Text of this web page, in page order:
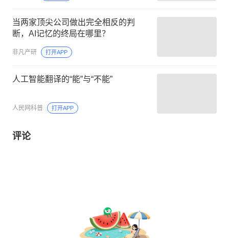
当两家顶尖公司做出完全相反的判
断，AI记忆的终局在哪里？
非凡产研 打开APP
人工智能翻译的“能”与“不能”
人民网科普 打开APP
评论